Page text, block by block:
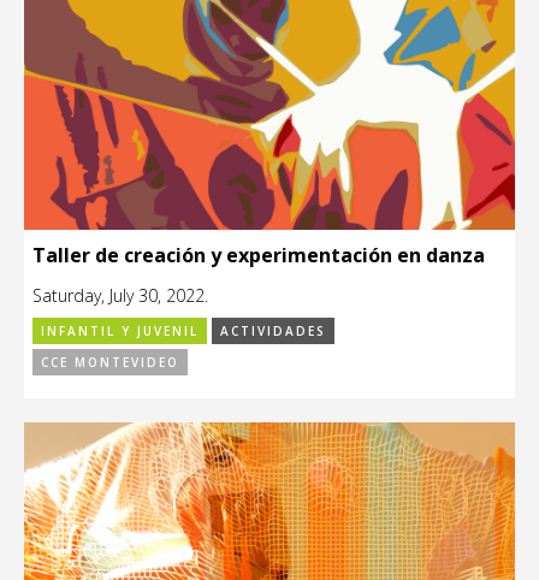
Taller de creación y experimentación en danza
Saturday, July 30, 2022.
INFANTIL Y JUVENIL
ACTIVIDADES
CCE MONTEVIDEO